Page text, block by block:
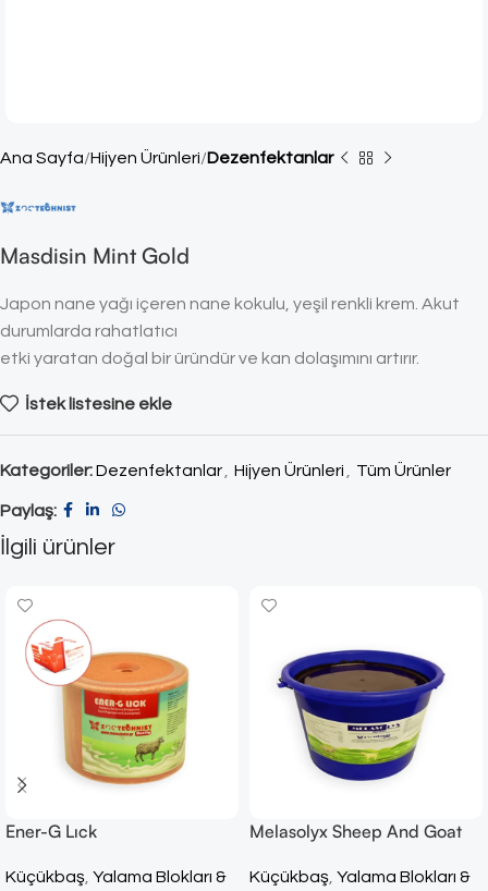
Ana Sayfa Hijyen Ürünleri Dezenfektanlar
Masdisin Mint Gold
Japon nane yağı içeren nane kokulu, yeşil renkli krem. Akut
durumlarda rahatlatıcı
etki yaratan doğal bir üründür ve kan dolaşımını artırır.
İstek listesine ekle
Kategoriler:Dezenfektanlar Hijyen Ürünleri Tüm Ürünler
Paylaş:
İlgili ürünler
Ener-G Lıck
Küçükbaş Yalama Blokları &
Melasolyx Sheep And Goat
Küçükbaş Yalama Blokları &